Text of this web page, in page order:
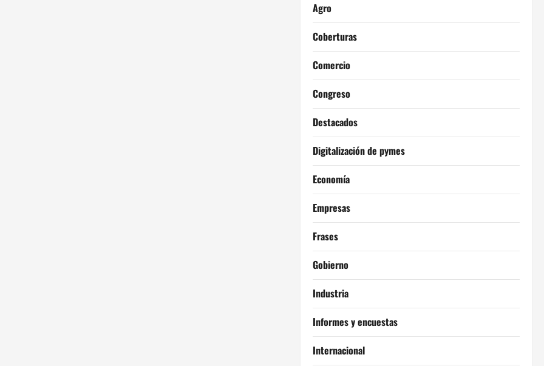
Agro
Coberturas
Comercio
Congreso
Destacados
Digitalización de pymes
Economía
Empresas
Frases
Gobierno
Industria
Informes y encuestas
Internacional